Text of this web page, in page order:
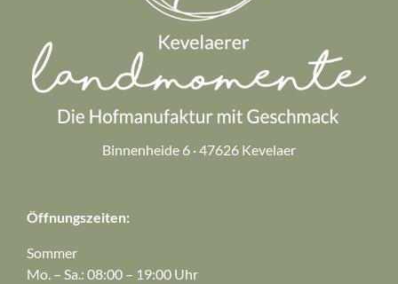
Binnenheide 6 · 47626 Kevelaer
Öffnungszeiten:
Sommer
Mo. – Sa.: 08:00 – 19:00 Uhr